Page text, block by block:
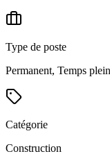
Type de poste
Permanent, Temps plein
Catégorie
Construction